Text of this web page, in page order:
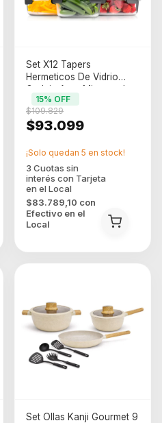
Set X12 Tapers
Hermeticos De Vidrio
Gadnic Apto Microondas
Freezer Tapas Pp
Silicona Gris
$93.099
$109.829
15% OFF
$83.789,10 con
Efectivo en el
Local
¡Solo quedan 5 en stock!
Set Ollas Kanji Gourmet 9